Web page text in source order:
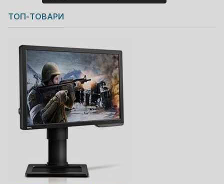
Copyright MAXXmarketing GmbH
JoomShopping Download & Support
ТОП-ТОВАРИ